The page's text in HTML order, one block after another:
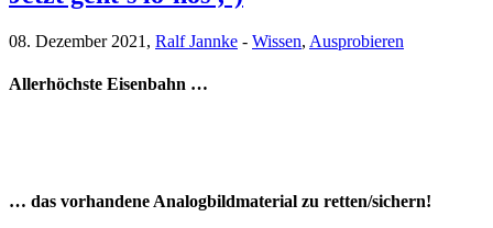
08. Dezember 2021, Ralf Jannke - Wissen, Ausprobieren
Allerhöchste Eisenbahn …
… das vorhandene Analogbildmaterial zu retten/sichern!